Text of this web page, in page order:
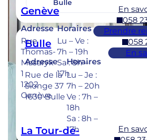
Genève
Adresse
Rue
Thomas-
Masaryk
1
1202
Genève
Horaires
Lu – Ve :
7h – 19h
Sa : 8h –
17h
En
058
Prendre
La Tour-de-
En
Bulle
Adresse
Rue de la
Sionge 37
1630 Bulle
Horaires
Lu – Je :
7h – 20h
Ve : 7h –
18h
Sa : 8h –
17h
058
En